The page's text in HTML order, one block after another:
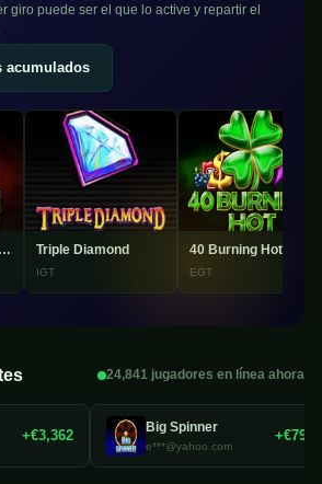
giro puede ser el que lo active y repartir el
acumulados
Wanted Dead Or A Wild Triple Diamond
IGT
40 Burning Hot
EGT
24,841 jugadores en línea ahora
+€3,362
Big Spinner
e***@yahoo.com
+€792